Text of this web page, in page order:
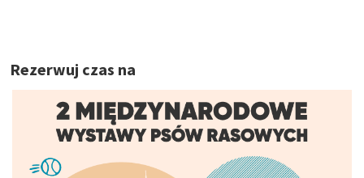
Rezerwuj czas na